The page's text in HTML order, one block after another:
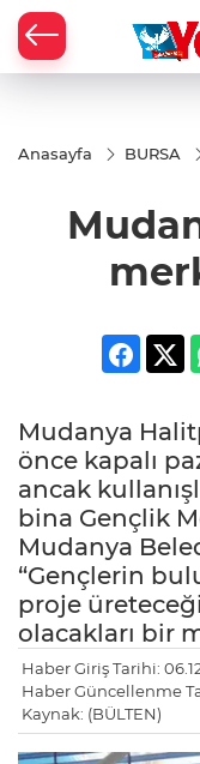
Anasayfa BURSA
Mudanya
önce kapalı
ancak
bina Gençlik
Mudanya
“Gençlerin
proje
olacakları bir
Haber Giriş Tarihi:
Haber Güncellenme
Kaynak: (BÜLTEN)